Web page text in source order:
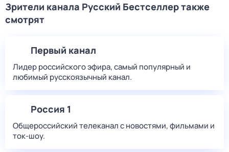
Зрители канала Русский Бестселлер также
смотрят
Первый канал
Лидер российского эфира, самый популярный и
любимый русскоязычный канал.
Россия 1
Общероссийский телеканал с новостями, фильмами и
ток-шоу.